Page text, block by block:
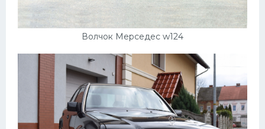
Волчок Мерседес w124